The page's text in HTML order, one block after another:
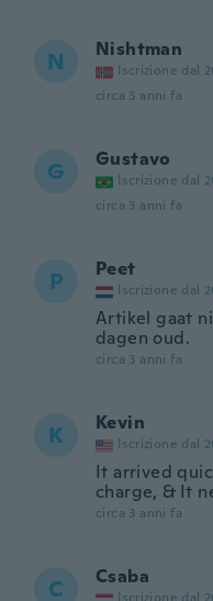
N Nishtman
Iscrizione dal
circa 3 anni fa
G Gustavo
Iscrizione dal
circa 3 anni fa
P Peet
Iscrizione dal
Artikel gaat
dagen oud.
circa 3 anni fa
K Kevin
Iscrizione dal
It arrived
charge, & It
circa 3 anni fa
C Csaba